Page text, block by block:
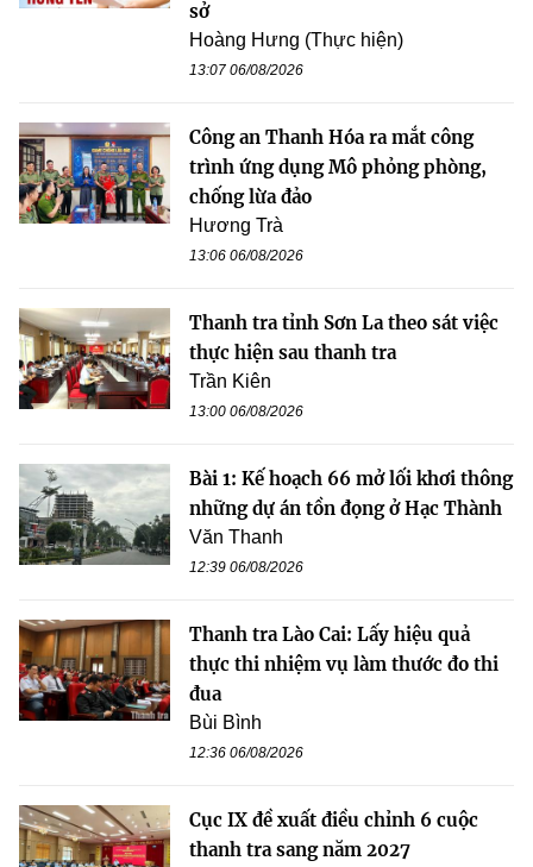
sở
Hoàng Hưng (Thực hiện)
13:07 06/08/2026
Công an Thanh Hóa ra mắt công
trình ứng dụng Mô phỏng phòng,
chống lừa đảo
Hương Trà
13:06 06/08/2026
Thanh tra tỉnh Sơn La theo sát việc
thực hiện sau thanh tra
Trần Kiên
13:00 06/08/2026
Bài 1: Kế hoạch 66 mở lối khơi thông
những dự án tồn đọng ở Hạc Thành
Văn Thanh
12:39 06/08/2026
Thanh tra Lào Cai: Lấy hiệu quả
thực thi nhiệm vụ làm thước đo thi
đua
Bùi Bình
12:36 06/08/2026
Cục IX đề xuất điều chỉnh 6 cuộc
thanh tra sang năm 2027